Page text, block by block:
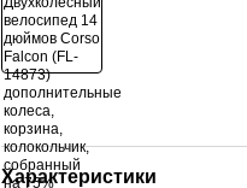
Характеристики